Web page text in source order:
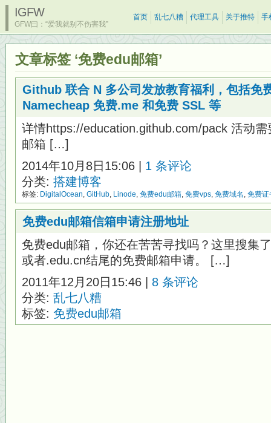
IGFW
GFW曰：“爱我就别不伤害我”
首页 乱七八糟 代理工具 关于推特 手
文章标签 ‘免费edu邮箱’
Github 联合 N 多公司发放教育福利，包括免
Namecheap 免费.me 和免费 SSL 等
详情https://education.github.com/pack 活动
邮箱 […]
2014年10月8日15:06 | 1 条评论
分类: 搭建博客
标签: DigitalOcean, GitHub, Linode, 免费edu邮箱, 免费vps, 免费域名 , 免费证
免费edu邮箱信箱申请注册地址
免费edu邮箱，你还在苦苦寻找吗？这里搜集
或者.edu.cn结尾的免费邮箱申请。 […]
2011年12月20日15:46 | 8 条评论
分类: 乱七八糟
标签: 免费edu邮箱